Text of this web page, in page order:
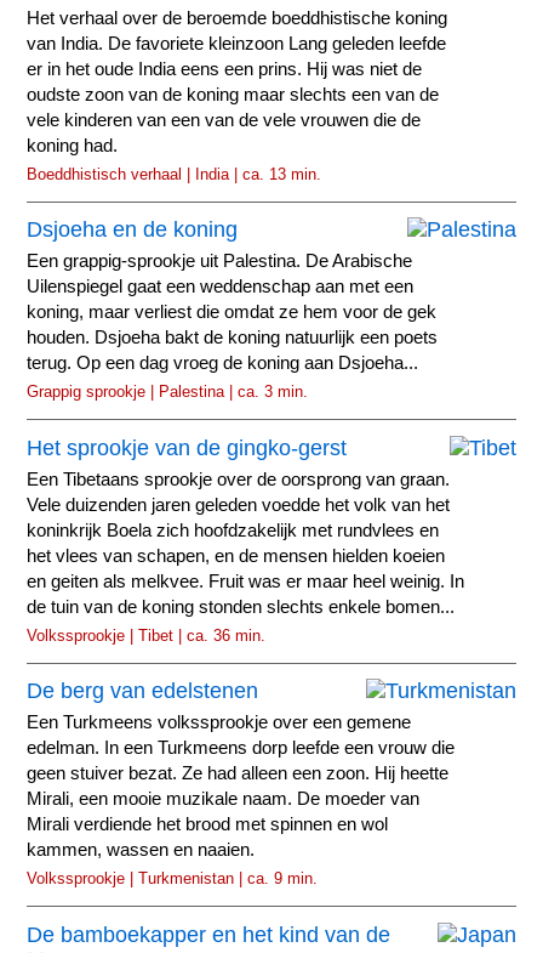
Het verhaal over de beroemde boeddhistische koning
van India. De favoriete kleinzoon Lang geleden leefde
er in het oude India eens een prins. Hij was niet de
oudste zoon van de koning maar slechts een van de
vele kinderen van een van de vele vrouwen die de
koning had.
Boeddhistisch verhaal | India | ca. 13 min.
Dsjoeha en de koning
Een grappig-sprookje uit Palestina. De Arabische
Uilenspiegel gaat een weddenschap aan met een
koning, maar verliest die omdat ze hem voor de gek
houden. Dsjoeha bakt de koning natuurlijk een poets
terug. Op een dag vroeg de koning aan Dsjoeha...
Grappig sprookje | Palestina | ca. 3 min.
Het sprookje van de gingko-gerst
Een Tibetaans sprookje over de oorsprong van graan.
Vele duizenden jaren geleden voedde het volk van het
koninkrijk Boela zich hoofdzakelijk met rundvlees en
het vlees van schapen, en de mensen hielden koeien
en geiten als melkvee. Fruit was er maar heel weinig. In
de tuin van de koning stonden slechts enkele bomen...
Volkssprookje | Tibet | ca. 36 min.
De berg van edelstenen
Een Turkmeens volkssprookje over een gemene
edelman. In een Turkmeens dorp leefde een vrouw die
geen stuiver bezat. Ze had alleen een zoon. Hij heette
Mirali, een mooie muzikale naam. De moeder van
Mirali verdiende het brood met spinnen en wol
kammen, wassen en naaien.
Volkssprookje | Turkmenistan | ca. 9 min.
De bamboekapper en het kind van de